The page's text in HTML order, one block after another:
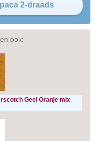
2-draads
ook:
Geel Oranje mix